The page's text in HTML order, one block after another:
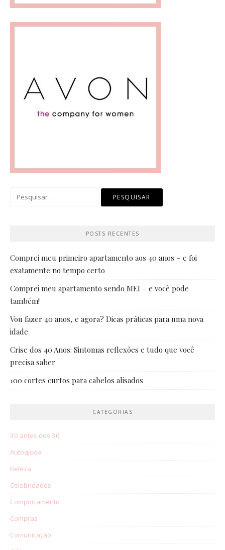
POSTS RECENTES
Comprei meu primeiro apartamento aos 40 anos – e foi
exatamente no tempo certo
Comprei meu apartamento sendo MEI – e você pode
também!
Vou fazer 40 anos, e agora? Dicas práticas para uma nova
idade
Crise dos 40 Anos: Sintomas reflexões e tudo que você
precisa saber
100 cortes curtos para cabelos alisados
CATEGORIAS
30 antes dos 30
Autoajuda
Beleza
Celebridades
Comportamento
Compras
Comunicação